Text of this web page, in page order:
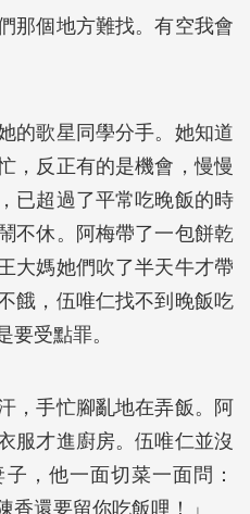
那個地方難找。有空我會
的歌星同學分手。她知道
，反正有的是機會，慢慢
已超過了平常吃晚飯的時
不休。阿梅帶了一包餅乾
大媽她們吹了半天牛才帶
餓，伍唯仁找不到晚飯吃
要受點罪。
，手忙腳亂地在弄飯。阿
服才進廚房。伍唯仁並沒
，他一面切菜一面問：
香還要留你吃飯哩！」